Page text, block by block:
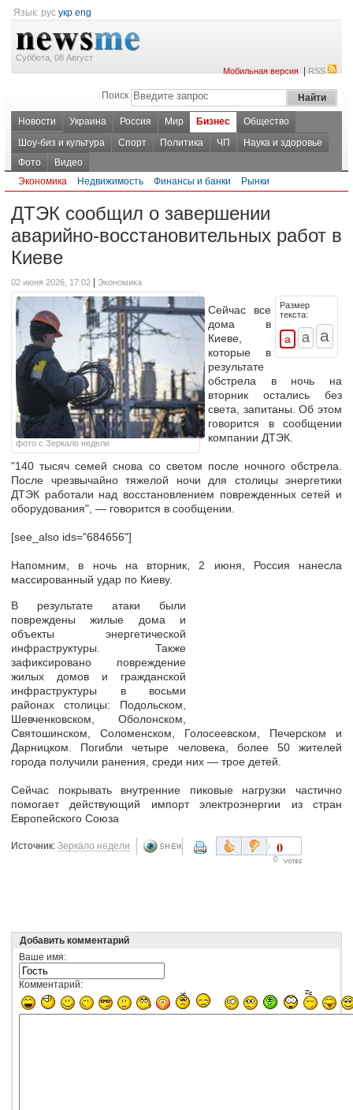
Язык: рус укр eng
Суббота, 08 Август
Мобильная версия|RSS
Поиск
Новости Украина Россия Мир Бизнес
Общество
Шоу-биз и культура
Спорт Политика ЧП
Наука и здоровье
Фото
Видео
Экономика
Недвижимость Финансы и банки Рынки
ДТЭК сообщил о завершении
аварийно-восстановительных работ в
Киеве
02 июня 2026, 17:02 Экономика
фото с Зеркало недели
Размер
текста:
Сейчас все
дома в
Киеве,
которые в
результате
обстрела в ночь на
вторник остались без
света, запитаны. Об этом
говорится в сообщении
компании ДТЭК.
"140 тысяч семей снова со светом после ночного обстрела.
После чрезвычайно тяжелой ночи для столицы энергетики
ДТЭК работали над восстановлением поврежденных сетей и
оборудования", — говорится в сообщении.
[see_also ids="684656"]
Напомним, в ночь на вторник, 2 июня, Россия нанесла
массированный удар по Киеву.
В результате атаки были
повреждены жилые дома и
объекты энергетической
инфраструктуры. Также
зафиксировано повреждение
жилых домов и гражданской
инфраструктуры в восьми
районах столицы: Подольском,
Шевченковском, Оболонском,
Святошинском, Соломенском, Голосеевском, Печерском и
Дарницком. Погибли четыре человека, более 50 жителей
города получили ранения, среди них — трое детей.
Сейчас покрывать внутренние пиковые нагрузки частично
помогает действующий импорт электроэнергии из стран
Европейского Союза
Источник: Зеркало недели 0
0
Добавить комментарий
Ваше имя:
Комментарий: